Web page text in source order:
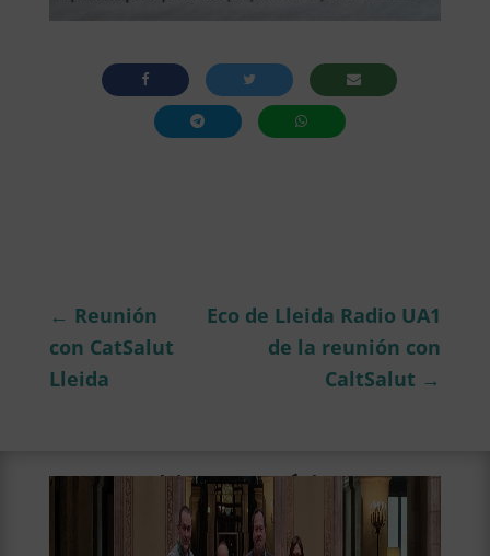
← Reunión
con CatSalut
Lleida
Eco de Lleida Radio UA1
de la reunión con
CaltSalut →
Ultimas notícias